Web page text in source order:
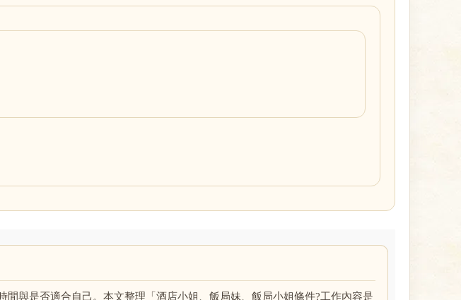
與是否適合自己。本文整理「酒店小姐、飯局妹、飯局小姐條件?工作內容是